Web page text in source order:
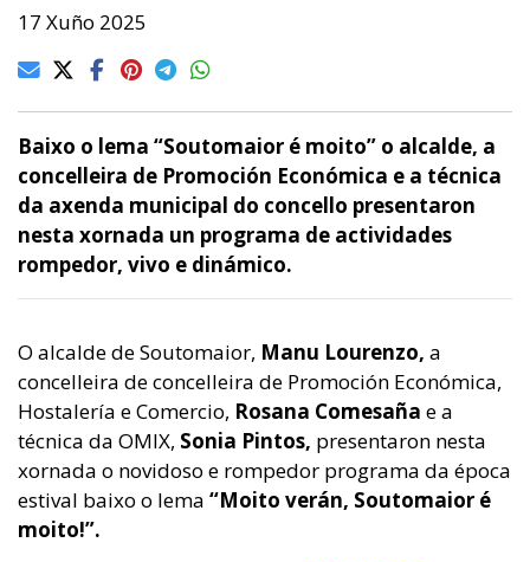
17 Xuño 2025
Baixo o lema “Soutomaior é moito” o alcalde, a
concelleira de Promoción Económica e a técnica
da axenda municipal do concello presentaron
nesta xornada un programa de actividades
rompedor, vivo e dinámico.
O alcalde de Soutomaior, Manu Lourenzo, a
concelleira de concelleira de Promoción Económica,
Hostalería e Comercio, Rosana Comesaña e a
técnica da OMIX, Sonia Pintos, presentaron nesta
xornada o novidoso e rompedor programa da época
estival baixo o lema “Moito verán, Soutomaior é
moito!”.